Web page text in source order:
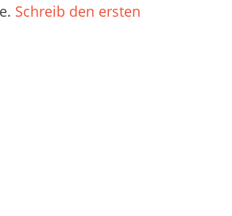
Schreib den ersten